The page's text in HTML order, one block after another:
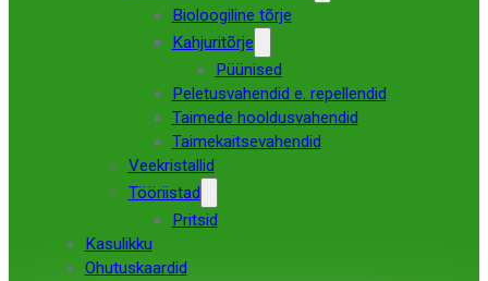
Bioloogiline tõrje
Kahjuritõrje
Püünised
Peletusvahendid e. repellendid
Taimede hooldusvahendid
Taimekaitsevahendid
Veekristallid
Tööriistad
Pritsid
Kasulikku
Ohutuskaardid